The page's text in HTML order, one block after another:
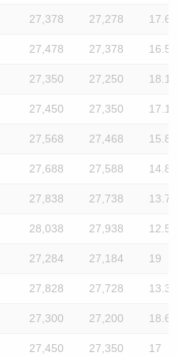
27,378 27,278 17.6
27,478 27,378 16.5
27,350 27,250 18.1
27,450 27,350 17.1
27,568 27,468 15.8
27,688 27,588 14.8
27,838 27,738 13.7
28,038 27,938 12.5
27,284 27,184 19
27,828 27,728 13.3
27,300 27,200 18.6
27,450 27,350 17